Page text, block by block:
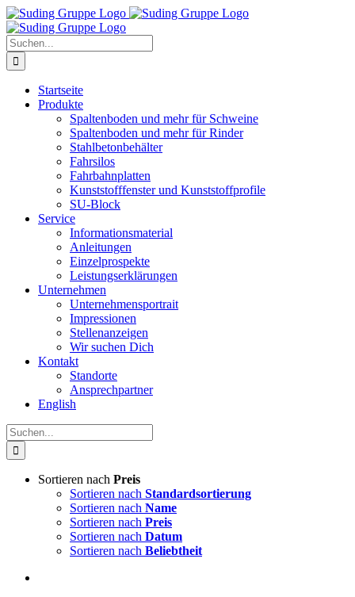
Zum
Inhalt
springen
Suche
nach:
Startseite
Produkte
Spaltenboden und mehr für Schweine
Spaltenboden und mehr für Rinder
Stahlbetonbehälter
Fahrsilos
Fahrbahnplatten
Kunststofffenster und Kunststoffprofile
SU-Block
Service
Informationsmaterial
Anleitungen
Einzelprospekte
Leistungserklärungen
Unternehmen
Unternehmensportrait
Impressionen
Stellenanzeigen
Wir suchen Dich
Kontakt
Standorte
Ansprechpartner
English
Suche
nach:
Sortieren nach Preis
Sortieren nach Standardsortierung
Sortieren nach Name
Sortieren nach Preis
Sortieren nach Datum
Sortieren nach Beliebtheit